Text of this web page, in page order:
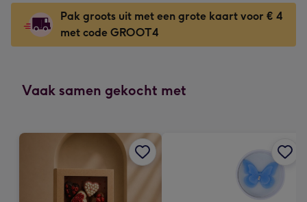
x
130
mm
-
Dimensions:
167
mm
-
€6,49
-
onuitwisbare
Dimensions:
Pak groots uit met een grote kaart voor € 4
met code GROOT4
Vaak samen gekocht met